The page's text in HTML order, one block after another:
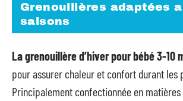
Grenouillères adaptées
saisons
La grenouillère d’hiver pour bébé 3-10
pour assurer chaleur et confort durant les
Principalement confectionnée en